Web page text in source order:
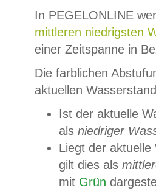
In PEGELONLINE
mittleren niedrigsten
einer Zeitspanne in
Die farblichen
aktuellen
Ist der aktuelle
als niedriger
Liegt der
gilt dies als
mit Grün